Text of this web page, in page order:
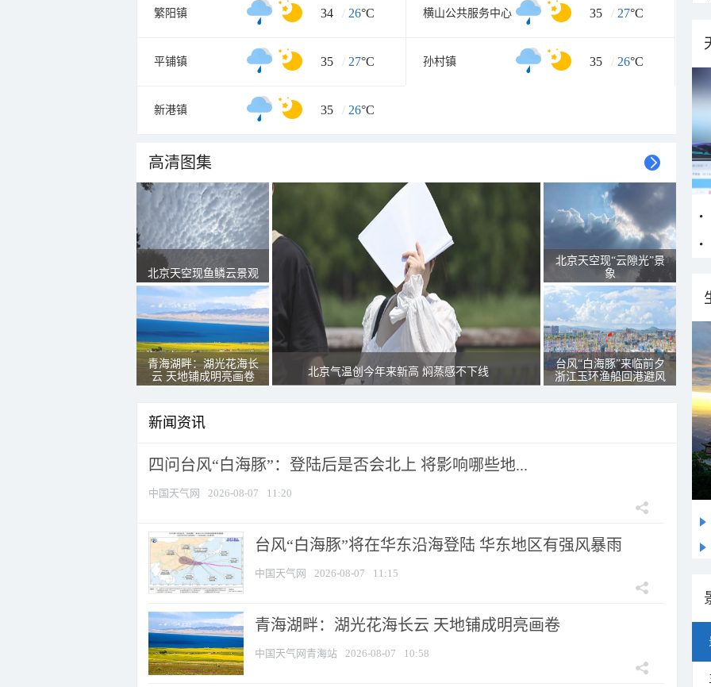
繁阳镇 34 / 26°C 横山公共服务中心 35 / 27°C
平铺镇 35 / 27°C 孙村镇 35 / 26°C
新港镇 35 / 26°C
高清图集
北京天空现鱼鳞云景观
青海湖畔：湖光花海长
云 天地铺成明亮画卷
北京气温创今年来新高 焖蒸感不下线
北京天空现“云隙光”景
象
台风“白海豚”来临前夕
浙江玉环渔船回港避风
新闻资讯
四问台风“白海豚”：登陆后是否会北上 将影响哪些地...
中国天气网 2026-08-07 11:20
台风“白海豚”将在华东沿海登陆 华东地区有强风暴雨
中国天气网 2026-08-07 11:15
青海湖畔：湖光花海长云 天地铺成明亮画卷
中国天气网青海站 2026-08-07 10:58